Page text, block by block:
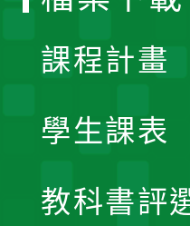
課程計畫
學生課表
教科書評